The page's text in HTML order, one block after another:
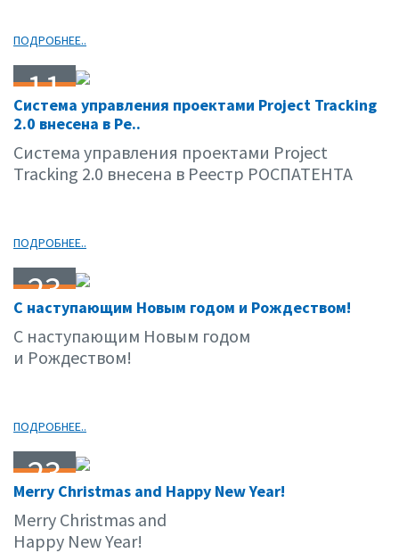
ПОДРОБНЕЕ..
11
01.12
Система управления проектами Project Tracking
2.0 внесена в Ре..
Система управления проектами Project
Tracking 2.0 внесена в Реестр РОСПАТЕНТА
ПОДРОБНЕЕ..
23
12.11
С наступающим Новым годом и Рождеством!
С наступающим Новым годом
и Рождеством!
ПОДРОБНЕЕ..
23
12.11
Merry Christmas and Happy New Year!
Merry Christmas and
Happy New Year!